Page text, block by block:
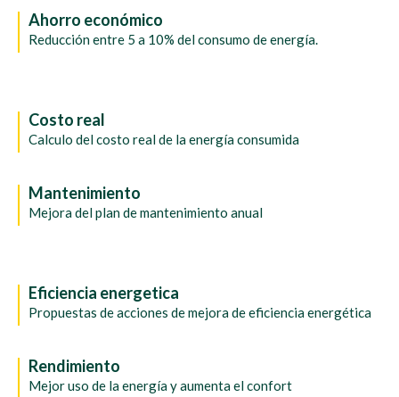
Ahorro económico
Reducción entre 5 a 10% del consumo de energía.
Costo real
Calculo del costo real de la energía consumida
Mantenimiento
Mejora del plan de mantenimiento anual
Eficiencia energetica
Propuestas de acciones de mejora de eficiencia energética
Rendimiento
Mejor uso de la energía y aumenta el confort